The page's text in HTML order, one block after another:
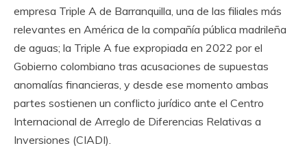
empresa Triple A de Barranquilla, una de las filiales más
relevantes en América de la compañía pública madrileña
de aguas; la Triple A fue expropiada en 2022 por el
Gobierno colombiano tras acusaciones de supuestas
anomalías financieras, y desde ese momento ambas
partes sostienen un conflicto jurídico ante el Centro
Internacional de Arreglo de Diferencias Relativas a
Inversiones (CIADI).